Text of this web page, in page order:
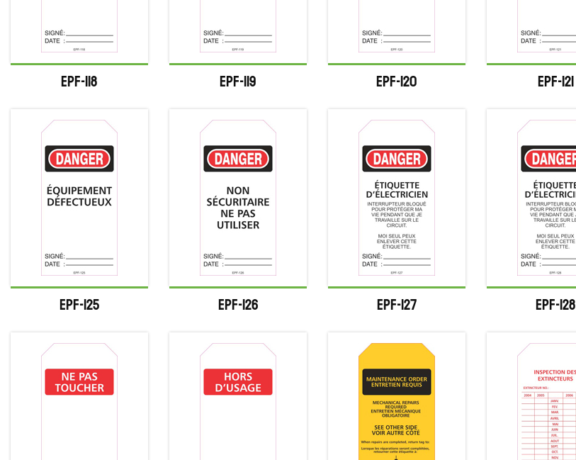
EPF-118 EPF-119 EPF-120 EPF-121
EPF-125 EPF-126 EPF-127 EPF-128